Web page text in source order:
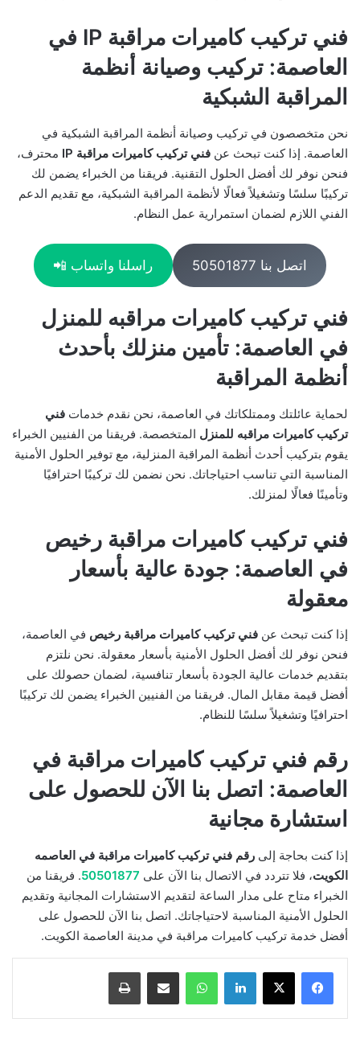
فني تركيب كاميرات مراقبة IP في
العاصمة: تركيب وصيانة أنظمة
المراقبة الشبكية
نحن متخصصون في تركيب وصيانة أنظمة المراقبة الشبكية في
العاصمة. إذا كنت تبحث عن فني تركيب كاميرات مراقبة IP
محترف،
فنحن نوفر لك أفضل الحلول التقنية. فريقنا من الخبراء يضمن لك
تركيبًا سلسًا وتشغيلاً فعالًا لأنظمة المراقبة الشبكية، مع تقديم الدعم
الفني اللازم لضمان استمرارية عمل النظام.
اتصل بنا 50501877 راسلنا واتساب 📲
فني تركيب كاميرات مراقبه للمنزل
في العاصمة: تأمين منزلك بأحدث
أنظمة المراقبة
لحماية عائلتك وممتلكاتك في العاصمة، نحن نقدم خدمات فني
تركيب كاميرات مراقبه للمنزل المتخصصة. فريقنا من الفنيين الخبراء
يقوم بتركيب أحدث أنظمة المراقبة المنزلية، مع توفير الحلول الأمنية
المناسبة التي تناسب احتياجاتك. نحن نضمن لك تركيبًا احترافيًا
وتأمينًا فعالًا لمنزلك.
فني تركيب كاميرات مراقبة رخيص
في العاصمة: جودة عالية بأسعار
معقولة
إذا كنت تبحث عن فني تركيب كاميرات مراقبة رخيص في العاصمة،
فنحن نوفر لك أفضل الحلول الأمنية بأسعار معقولة. نحن نلتزم
بتقديم خدمات عالية الجودة بأسعار تنافسية، لضمان حصولك على
أفضل قيمة مقابل المال. فريقنا من الفنيين الخبراء يضمن لك تركيبًا
احترافيًا وتشغيلاً سلسًا للنظام.
رقم فني تركيب كاميرات مراقبة في
العاصمة: اتصل بنا الآن للحصول على
استشارة مجانية
إذا كنت بحاجة إلى رقم فني تركيب كاميرات مراقبة في العاصمه
الكويت، فلا تتردد في الاتصال بنا الآن على 50501877. فريقنا من
الخبراء متاح على مدار الساعة لتقديم الاستشارات المجانية وتقديم
الحلول الأمنية المناسبة لاحتياجاتك. اتصل بنا الآن للحصول على
أفضل خدمة تركيب كاميرات مراقبة في مدينة العاصمة الكويت.
لينكدإن واتساب مشاركة بالبريد الإلكترونيطباعة